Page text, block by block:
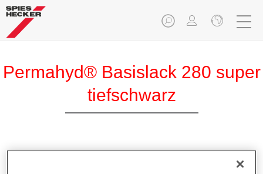
Permahyd® Basislack 280 super
tiefschwarz